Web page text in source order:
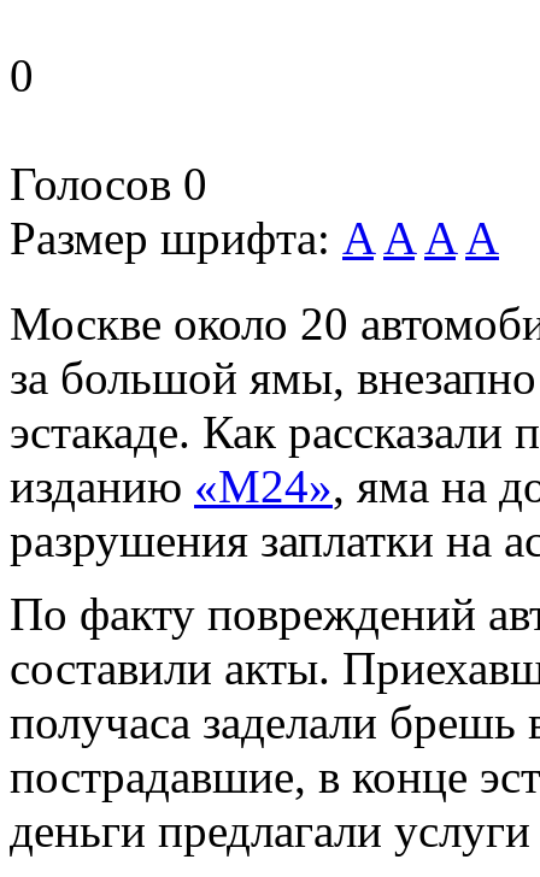
0
Голосов 0
Размер шрифта: A A A A
Москве около 20
за большой ямы,
эстакаде. Как
изданию «М24», яма на
разрушения заплатки на
По факту повреждений
составили акты.
получаса заделали брешь
пострадавшие, в конце
деньги предлагали